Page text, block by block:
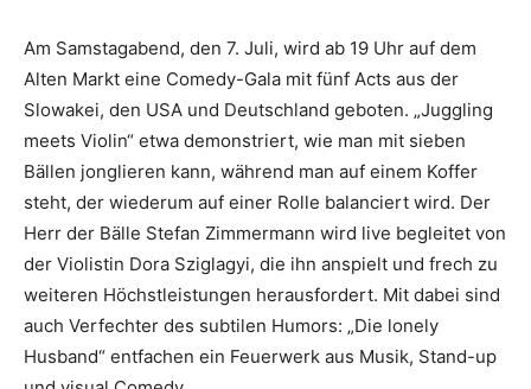
Am Samstagabend, den 7. Juli, wird ab 19 Uhr auf dem
Alten Markt eine Comedy-Gala mit fünf Acts aus der
Slowakei, den USA und Deutschland geboten. „Juggling
meets Violin“ etwa demonstriert, wie man mit sieben
Bällen jonglieren kann, während man auf einem Koffer
steht, der wiederum auf einer Rolle balanciert wird. Der
Herr der Bälle Stefan Zimmermann wird live begleitet von
der Violistin Dora Sziglagyi, die ihn anspielt und frech zu
weiteren Höchstleistungen herausfordert. Mit dabei sind
auch Verfechter des subtilen Humors: „Die lonely
Husband“ entfachen ein Feuerwerk aus Musik, Stand-up